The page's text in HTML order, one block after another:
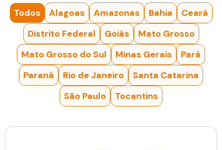
Alagoas
Amazonas Bahia
Ceará
Distrito Federal
Goiás
Mato Grosso
Mato Grosso do Sul
Minas Gerais
Pará
Paraná
Rio de Janeiro
Santa Catarina
São Paulo
Tocantins
Todos